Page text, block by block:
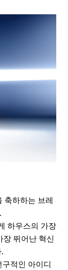
축하하는 브레
하우스의 가장
뛰어난 혁신
적인 아이디